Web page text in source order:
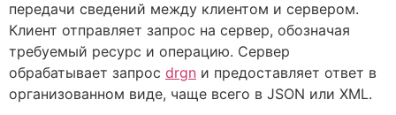
передачи сведений между клиентом и сервером.
Клиент отправляет запрос на сервер, обозначая
требуемый ресурс и операцию. Сервер
обрабатывает запрос drgn и предоставляет ответ в
организованном виде, чаще всего в JSON или XML.